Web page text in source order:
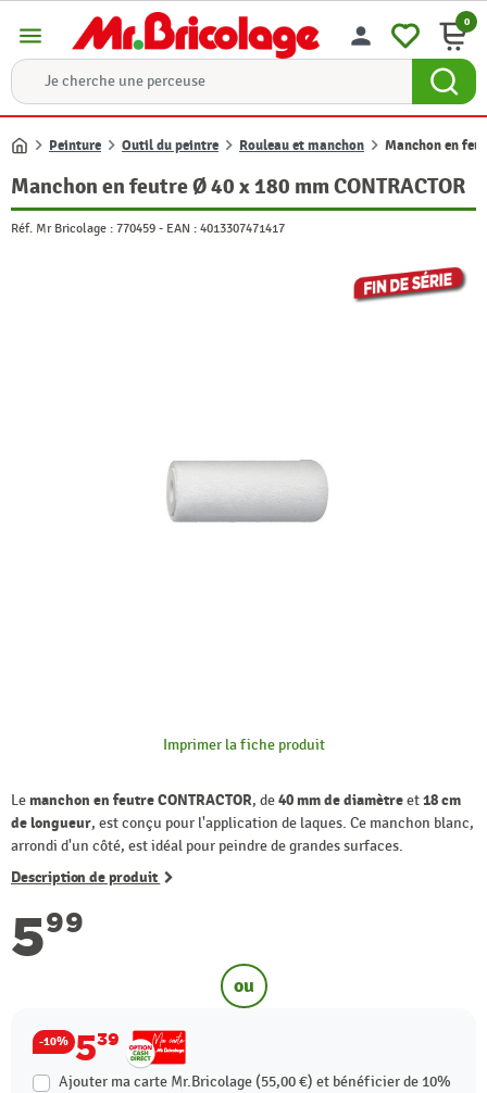
menu person 0
Accueil
Peinture Outil du peintre Rouleau et manchon Manchon en
Manchon en feutre Ø 40 x 180 mm CONTRACTOR
Réf. Mr Bricolage : 770459 - EAN : 4013307471417
Imprimer la fiche produit
Lemanchon en feutre CONTRACTOR, de40 mm de diamètreet18 cm
de longueur, est conçu pour l'application de laques. Ce manchon blanc,
arrondi d'un côté, est idéal pour peindre de grandes surfaces.
Description de produit
599
ou
-10% 539
Ajouter ma carte Mr.Bricolage (55,00 €) et bénéficier de 10%